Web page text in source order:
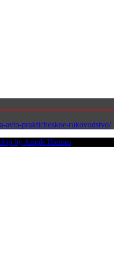
avto-prakticheskoe-rukovodstvo/
by AmpleThemes